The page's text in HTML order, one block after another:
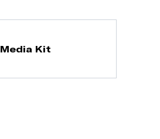
Media Kit